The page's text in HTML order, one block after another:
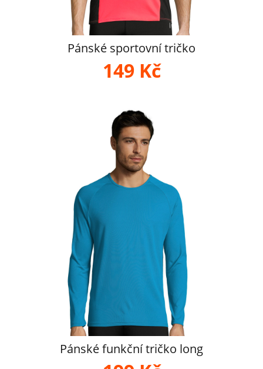
Pánské sportovní tričko
149 Kč
Pánské funkční tričko long